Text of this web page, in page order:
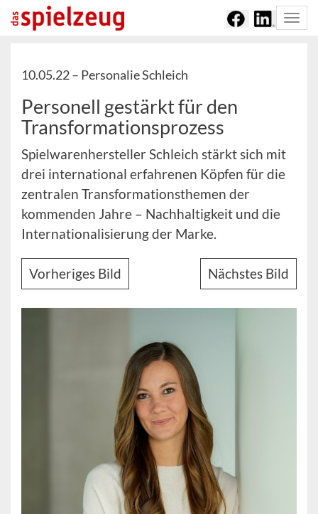
10.05.22 – Personalie Schleich
Personell gestärkt für den
Transformationsprozess
Spielwarenhersteller Schleich stärkt sich mit
drei international erfahrenen Köpfen für die
zentralen Transformationsthemen der
kommenden Jahre – Nachhaltigkeit und die
Internationalisierung der Marke.
Vorheriges Bild Nächstes Bild